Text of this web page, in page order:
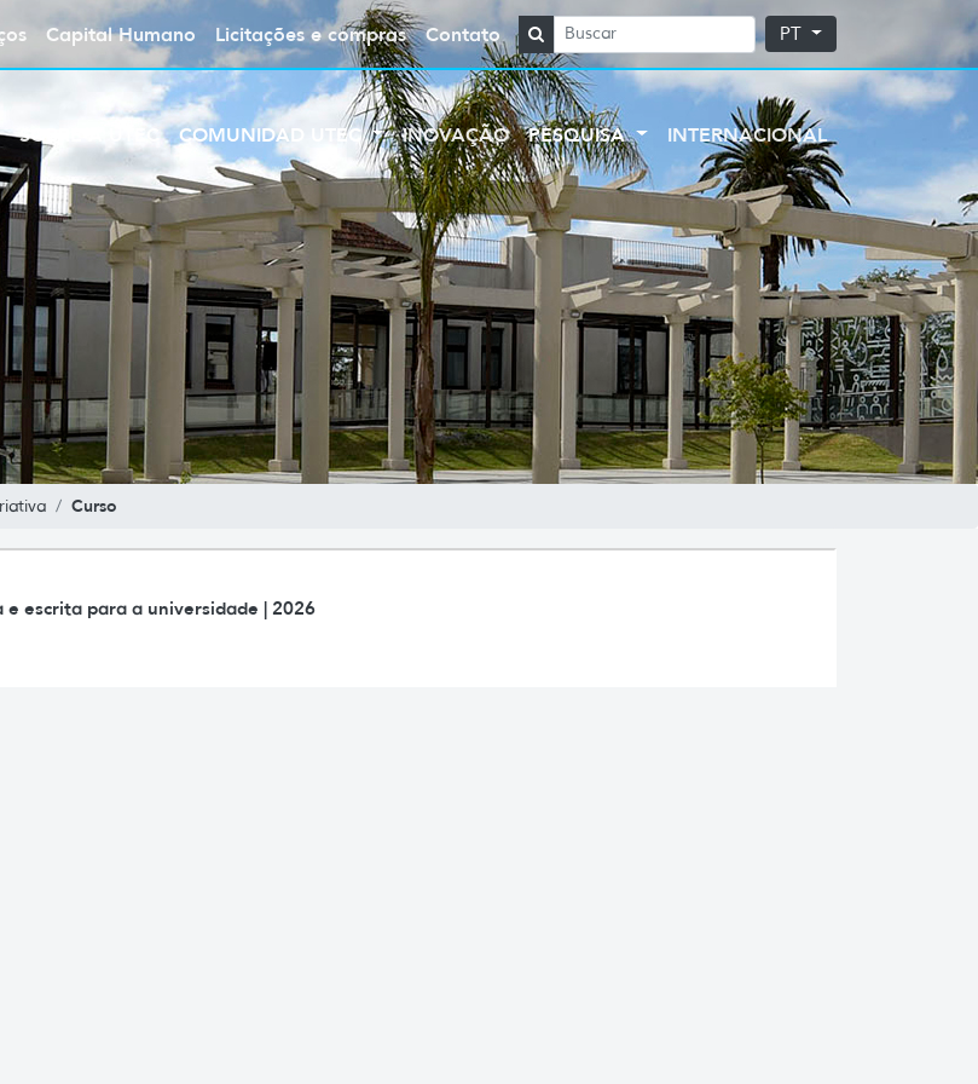
Capital Humano Licitações e compras Contato PT
SOBRE A UTEC COMUNIDAD UTEC INOVAÇÃO PESQUISA INTERNACIONAL
Curso
e escrita para a universidade | 2026